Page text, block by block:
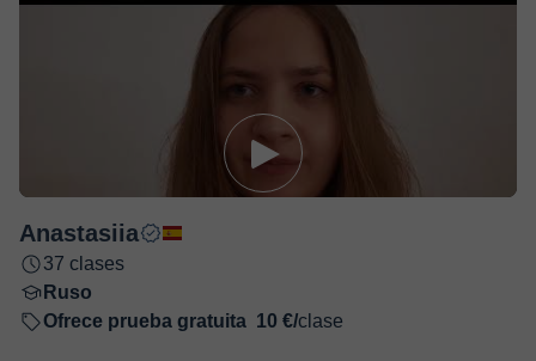
Anastasiia
37 clases
Ruso
Ofrece prueba gratuita 10 €/clase